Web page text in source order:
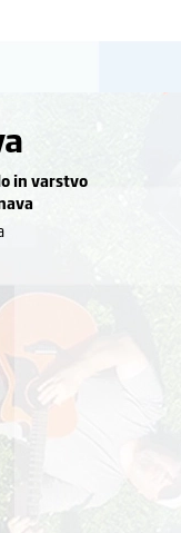
in varstvo